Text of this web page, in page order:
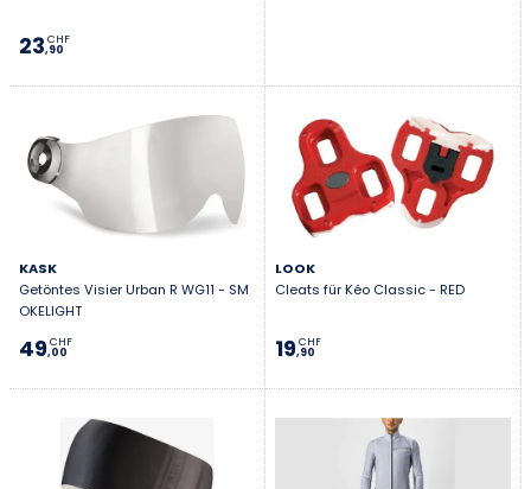
23,90
CHF
KASK
Getöntes Visier Urban R WG11 - SM
OKELIGHT
49,00
CHF
LOOK
Cleats für Kéo Classic - RED
19,90
CHF